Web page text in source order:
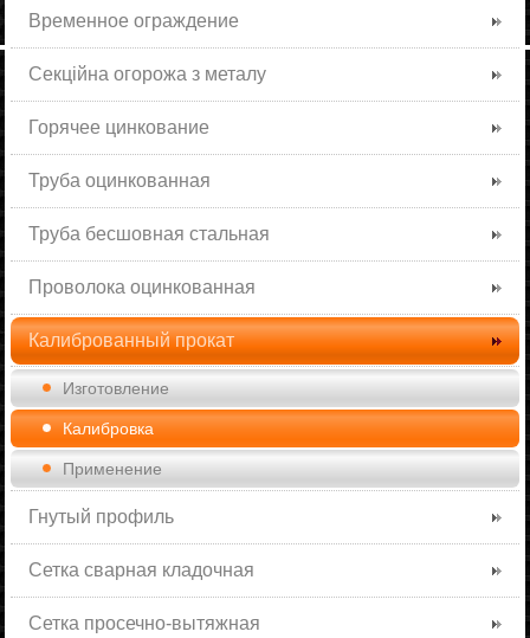
Временное ограждение
Секційна огорожа з металу
Горячее цинкование
Труба оцинкованная
Труба бесшовная стальная
Проволока оцинкованная
Калиброванный прокат
Изготовление
Калибровка
Применение
Гнутый профиль
Сетка сварная кладочная
Сетка просечно-вытяжная